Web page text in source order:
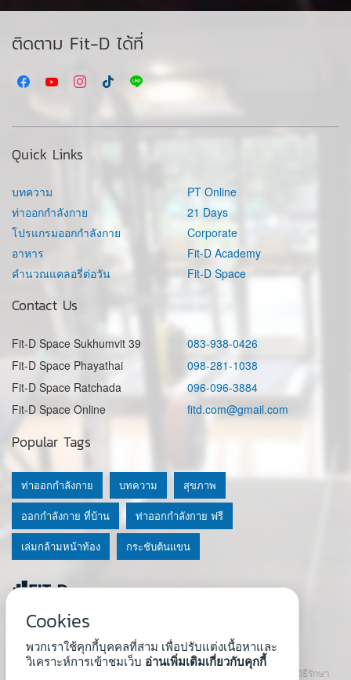
ติดตาม Fit-D ได้ที่
Quick Links
บทความ
ท่าออกกำลังกาย
โปรแกรมออกกำลังกาย
อาหาร
คำนวณแคลอรี่ต่อวัน
PT Online
21 Days
Corporate
Fit-D Academy
Fit-D Space
Contact Us
Fit-D Space Sukhumvit 39
083-938-0426
Fit-D Space Phayathai
098-281-1038
Fit-D Space Ratchada
096-096-3884
Fit-D Space Online
fitd.com@gmail.com
© 2020 Fit-D.com & Fit-D Finess
About Us | นโยบายความเป็นส่วนตัว|เงื่อนไขการใช้เว็บ
เนื้อหาที่ใช้ในเว็บนี้ ไม่สามารถใช้แทนคำปรึกษา คำแนะนำ วินิจฉัย หรือวิธีรักษา
Popular Tags
ท่าออกกำลังกาย บทความ สุขภาพ
ออกกำลังกาย ที่บ้าน ท่าออกกำลังกาย ฟรี
เล่มกล้ามหน้าท้อง กระชับต้นแขน
Cookies
พวกเราใช้คุกกี้บุคคลที่สาม เพื่อปรับแต่งเนื้อหาและ
วิเคราะห์การเข้าชมเว็บ อ่านเพิ่มเติมเกี่ยวกับคุกกี้